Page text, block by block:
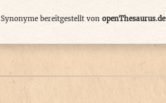
Synonyme bereitgestellt von openThesaurus.de